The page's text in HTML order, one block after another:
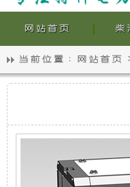
柴
静
发
网站首页
当前位置 : 网站首页
12KW
斯
柯
特
柴
油
超
静